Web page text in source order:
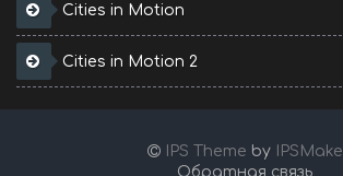
Cities in Motion
Cities in Motion 2
IPS Theme by
IPSMake
Обратная связь